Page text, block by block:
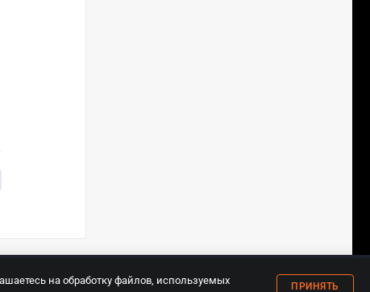
18+
на обработку файлов, используемых
ПРИНЯТЬ